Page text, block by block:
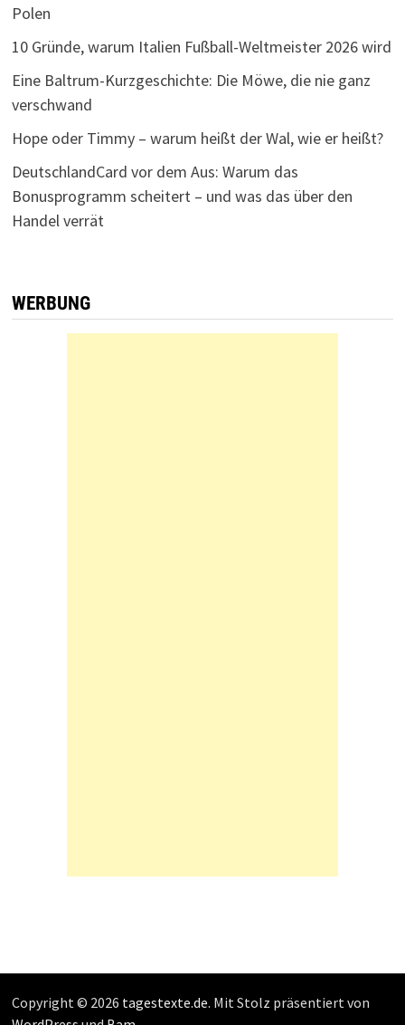
Polen
10 Gründe, warum Italien Fußball-Weltmeister 2026 wird
Eine Baltrum-Kurzgeschichte: Die Möwe, die nie ganz
verschwand
Hope oder Timmy – warum heißt der Wal, wie er heißt?
DeutschlandCard vor dem Aus: Warum das
Bonusprogramm scheitert – und was das über den
Handel verrät
WERBUNG
Copyright © 2026 tagestexte.de. Mit Stolz präsentiert von